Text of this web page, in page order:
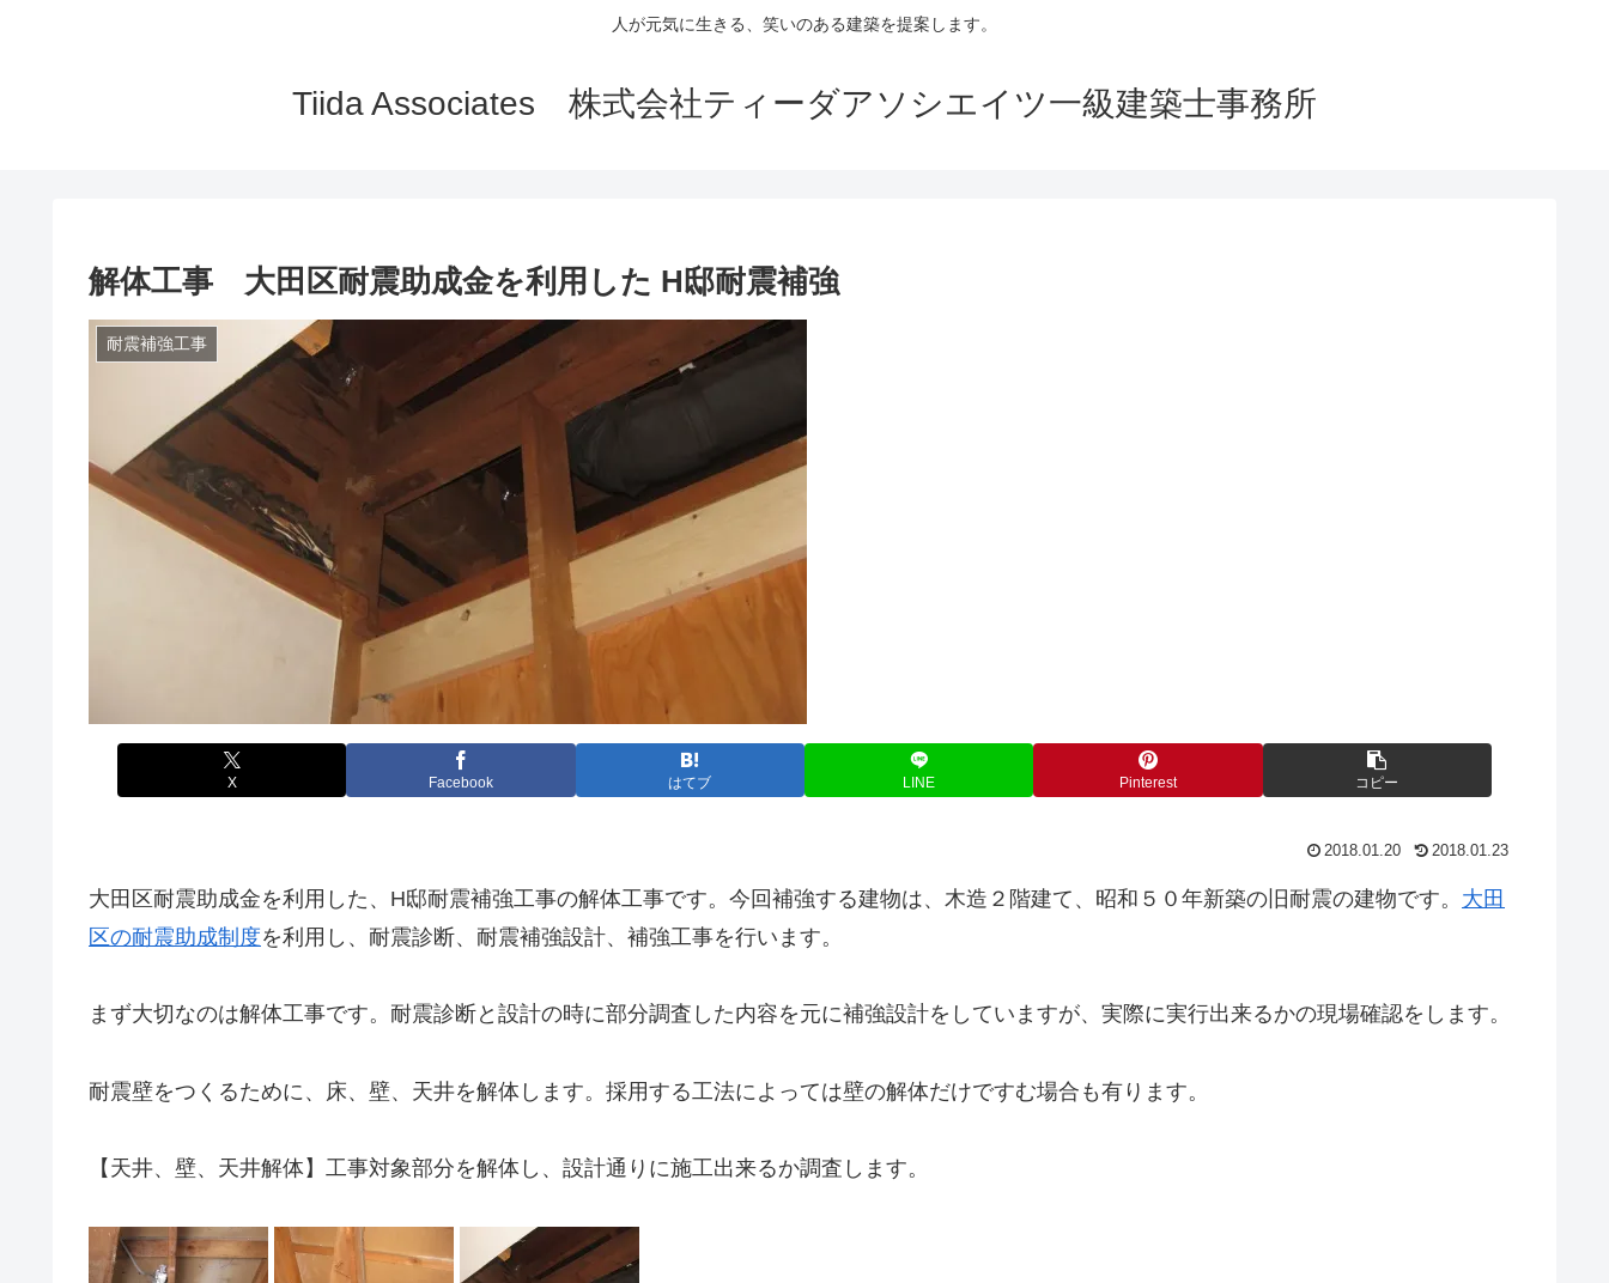
人が元気に生きる、笑いのある建築を提案します。
Tiida Associates 株式会社ティーダアソシエイツ一級建築士事務所
解体工事 大田区耐震助成金を利用した H邸耐震補強
耐震補強工事
X Facebook はてブ LINE Pinterest コピー
2018.01.20 2018.01.23
大田区耐震助成金を利用した、H邸耐震補強工事の解体工事です。今回補強する建物は、木造２階建て、昭和５０年新築の旧耐震の建物です。 大田
区の耐震助成制度を利用し、耐震診断、耐震補強設計、補強工事を行います。
まず大切なのは解体工事です。耐震診断と設計の時に部分調査した内容を元に補強設計をしていますが、実際に実行出来るかの現場確認をします。
耐震壁をつくるために、床、壁、天井を解体します。採用する工法によっては壁の解体だけですむ場合も有ります。
【天井、壁、天井解体】工事対象部分を解体し、設計通りに施工出来るか調査します。